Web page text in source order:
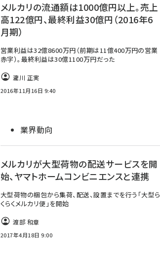
メルカリの流通額は1000億円以上。売上
高122億円、最終利益30億円（2016年6
月期）
営業利益は32億8600万円（前期は11億400万円の営業
赤字）。最終利益は30億1100万円だった
瀧川 正実
2016年11月16日 9:40
業界動向
メルカリが大型荷物の配送サービスを開
始、ヤマトホームコンビニエンスと連携
大型荷物の梱包から集荷、配送、設置までを行う「大型ら
くらくメルカリ便」を開始
渡部 和章
2017年4月18日 9:00